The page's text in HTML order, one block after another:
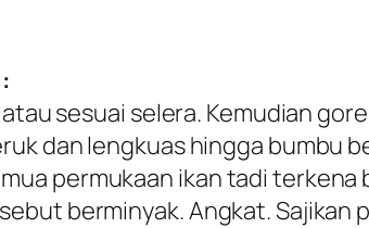
sesuai selera. Kemudian
dan lengkuas hingga bumbu
permukaan ikan tadi terkena
berminyak. Angkat. Sajikan